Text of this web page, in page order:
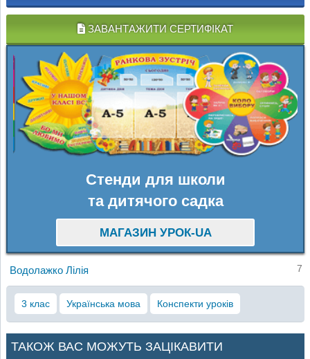
ЗАВАНТАЖИТИ СЕРТИФІКАТ
Стенди для школи
та дитячого садка
МАГАЗИН УРОК-UA
Водолажко Лілія 7
3 клас Українська мова Конспекти уроків
ТАКОЖ ВАС МОЖУТЬ ЗАЦІКАВИТИ